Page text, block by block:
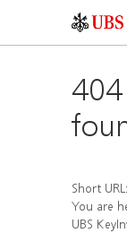
Short URL:
You are
UBS